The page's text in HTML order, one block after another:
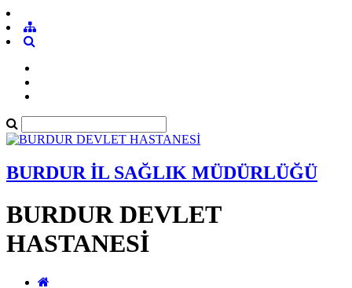
BURDUR İL SAĞLIK MÜDÜRLÜĞÜ
BURDUR DEVLET
HASTANESİ